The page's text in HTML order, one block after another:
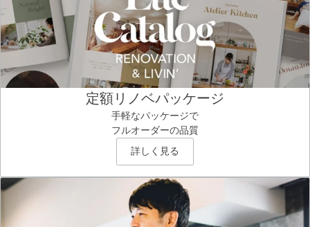
定額リノベパッケージ
手軽なパッケージで
フルオーダーの品質
詳しく見る